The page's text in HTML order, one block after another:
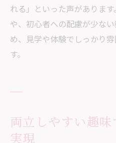
れる」といった声がありま
や、初心者への配慮が少な
め、見学や体験でしっかり
す。
両立しやすい趣
実現